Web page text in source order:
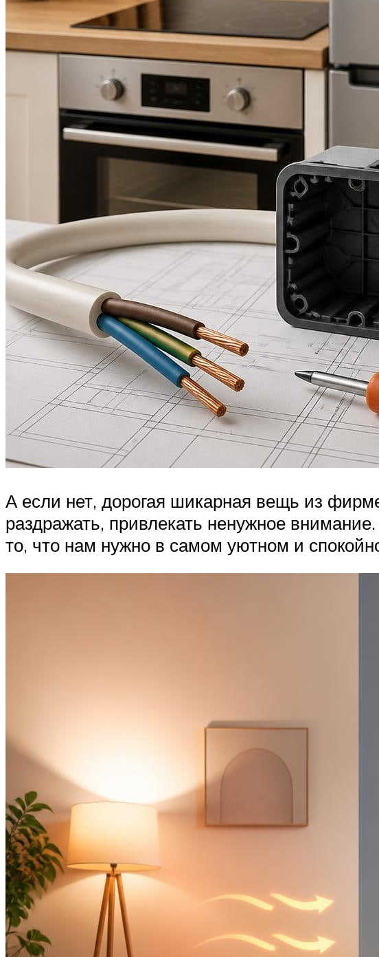
А если нет, дорогая шикарная вещь из
раздражать, привлекать ненужное
то, что нам нужно в самом уютном и